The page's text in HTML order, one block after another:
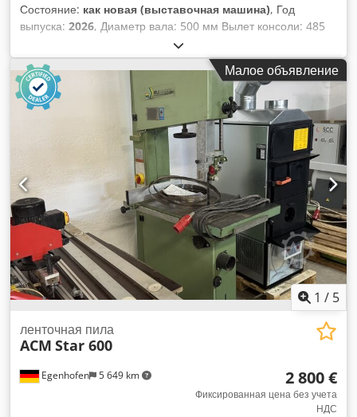
Состояние: как новая (выставочная машина), Год
выпуска: 2026, Диаметр вала: 500 мм Вылет консоли: 485
мм Глубина реза: 320 мм Поворотный стол: да, от 0 до +20°
Размеры стола: 700 x 490 мм Скорость движения ленты: 18
м/мин Мощность двигателя: 2 кВт / 400 В Тормоз
двигателя: да / автоматический Dcsdpezq Dchofx Alnek
Подключение для отвода стружки: 2 x 100 мм Длина станка:
920 мм Ширина станка: 600 мм Высота станка: 1880 мм
Малое объявление
1 / 5
Egenhofen 5 649 km
ленточная пила
ACM Star 600
2 800 €
Фиксированная цена без учета
НДС